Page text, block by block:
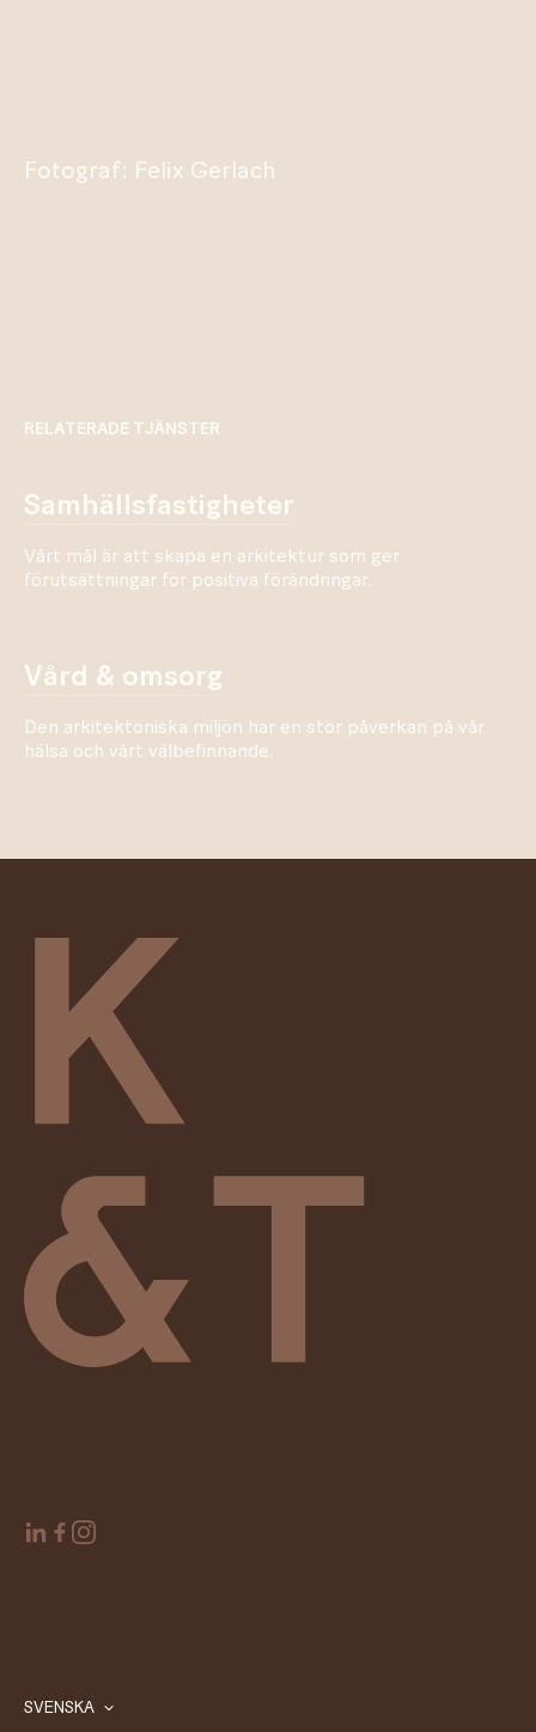
Fotograf: Felix Gerlach
RELATERADE TJÄNSTER
samhällsfastigheter
Vårt mål är att skapa en arkitektur som ger
förutsättningar för positiva förändringar.
vård & omsorg
Den arkitektoniska miljön har en stor påverkan på vår
hälsa och vårt välbefinnande.
SVENSKA